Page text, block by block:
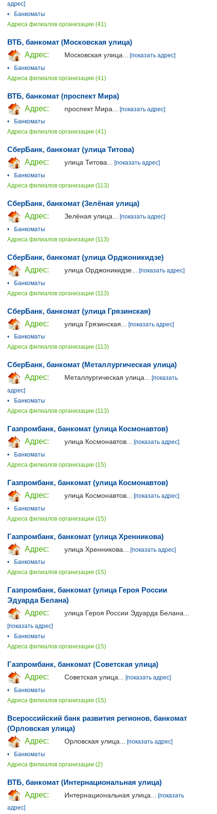
адрес]
•
Банкоматы
Адреса филиалов организации (41)
ВТБ, банкомат (Московская улица)
Адрес:
Московская улица...
[показать адрес]
•
Банкоматы
Адреса филиалов организации (41)
ВТБ, банкомат (проспект Мира)
Адрес:
проспект Мира...
[показать адрес]
•
Банкоматы
Адреса филиалов организации (41)
СберБанк, банкомат (улица Титова)
Адрес:
улица Титова... [показать адрес]
•
Банкоматы
Адреса филиалов организации (113)
СберБанк, банкомат (Зелёная улица)
Адрес:
Зелёная улица...
[показать адрес]
•
Банкоматы
Адреса филиалов организации (113)
СберБанк, банкомат (улица Орджоникидзе)
Адрес:
улица Орджоникидзе...
[показать адрес]
•
Банкоматы
Адреса филиалов организации (113)
СберБанк, банкомат (улица Грязинская)
Адрес:
улица Грязинская...
[показать адрес]
•
Банкоматы
Адреса филиалов организации (113)
СберБанк, банкомат (Металлургическая улица)
Адрес:
Металлургическая улица... [показать
адрес]
•
Банкоматы
Адреса филиалов организации (113)
Газпромбанк, банкомат (улица Космонавтов)
Адрес:
улица Космонавтов...
[показать адрес]
•
Банкоматы
Адреса филиалов организации (15)
Газпромбанк, банкомат (улица Космонавтов)
Адрес:
улица Космонавтов...
[показать адрес]
•
Банкоматы
Адреса филиалов организации (15)
Газпромбанк, банкомат (улица Хренникова)
Адрес:
улица Хренникова...
[показать адрес]
•
Банкоматы
Адреса филиалов организации (15)
Газпромбанк, банкомат (улица Героя России
Эдуарда Белана)
Адрес:
улица Героя России Эдуарда Белана...
[показать адрес]
•
Банкоматы
Адреса филиалов организации (15)
Газпромбанк, банкомат (Советская улица)
Адрес:
Советская улица...
[показать адрес]
•
Банкоматы
Адреса филиалов организации (15)
Всероссийский банк развития регионов, банкомат
(Орловская улица)
Адрес:
Орловская улица...
[показать адрес]
•
Банкоматы
Адреса филиалов организации (2)
ВТБ, банкомат (Интернациональная улица)
Адрес:
Интернациональная улица...
[показать
адрес]